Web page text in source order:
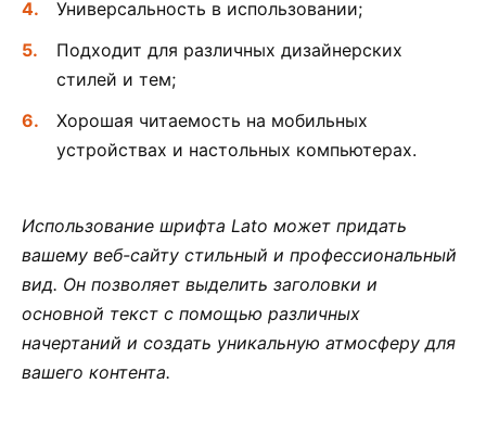
Универсальность в использовании;
Подходит для различных дизайнерских
стилей и тем;
Хорошая читаемость на мобильных
устройствах и настольных компьютерах.
Использование шрифта Lato может придать
вашему веб-сайту стильный и профессиональный
вид. Он позволяет выделить заголовки и
основной текст с помощью различных
начертаний и создать уникальную атмосферу для
вашего контента.